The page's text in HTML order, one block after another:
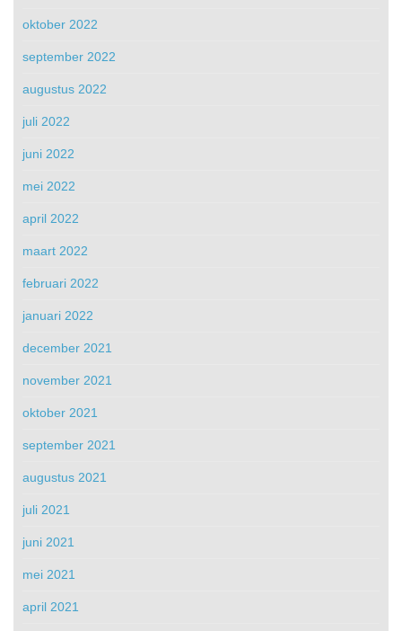
oktober 2022
september 2022
augustus 2022
juli 2022
juni 2022
mei 2022
april 2022
maart 2022
februari 2022
januari 2022
december 2021
november 2021
oktober 2021
september 2021
augustus 2021
juli 2021
juni 2021
mei 2021
april 2021